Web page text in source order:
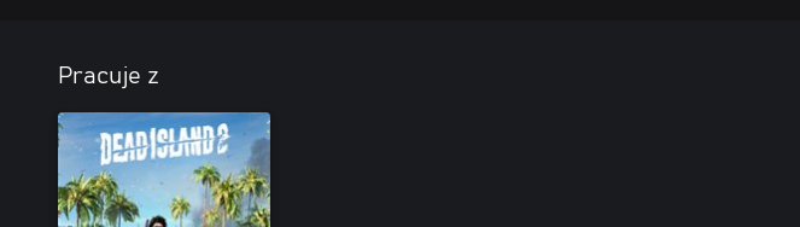
kupę krwawego szlamu, co czyni go odpornym na obrażenia, i formować się ponownie w innym
miejscu, by kontynuować walkę. A jakby tego było mało, strzela potężnym strumieniem zgniłej krwi,
prosto z serca!
Nowe legendarne bronie
Rozpruwacz – udarowa maszynka do rozczłonkowywania, która powstała z zabójczego połączenia
Pracuje z